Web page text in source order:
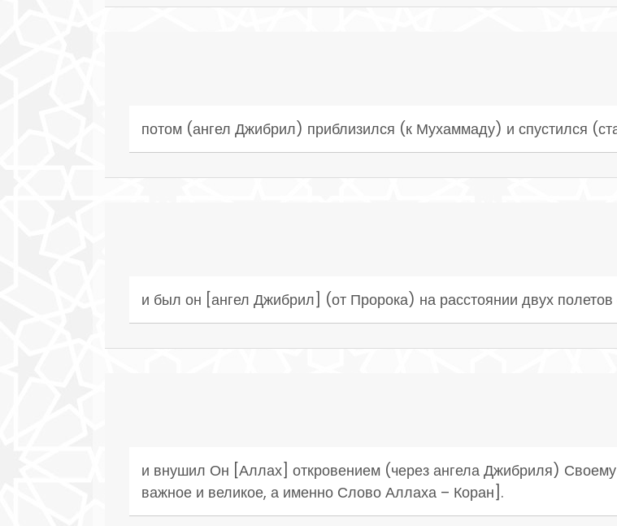
потом (ангел Джибрил) приблизился (к Мухаммаду) и спустился
и был он [ангел Джибрил] (от Пророка) на расстоянии двух
и внушил Он [Аллах] откровением (через ангела Джибриля)
важное и великое, а именно Слово Аллаха – Коран].